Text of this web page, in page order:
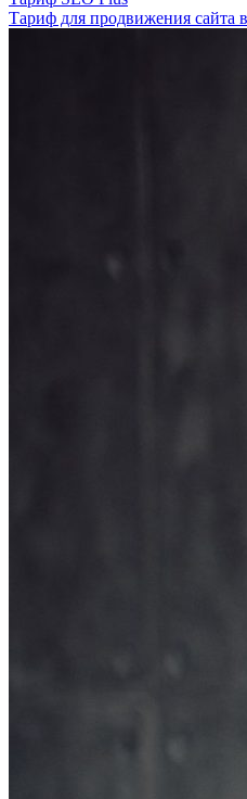
Тариф для продвижения сайта